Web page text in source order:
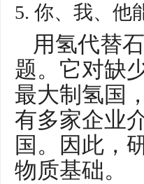
5. 你、我、他
用氢代替
题。它对缺
最大制氢国
有多家企业
国。因此，
物质基础。